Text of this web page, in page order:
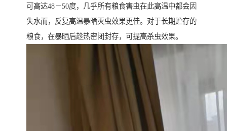
可高达48－50度，几乎所有粮食害虫在此高温中都会因
失水而，反复高温暴晒灭虫效果更佳。对于长期贮存的
粮食，在暴晒后趁热密闭封存，可提高杀虫效果。